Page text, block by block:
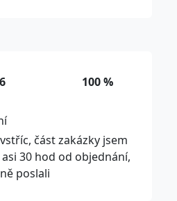
100 %
část zakázky jsem
30 hod od objednání,
poslali